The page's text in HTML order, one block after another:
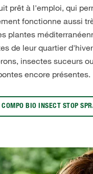
prêt à l'emploi, qui
fonctionne aussi
plantes
de leur quartier
insectes suceurs
encore présentes.
COMPO BIO INSECT STOP